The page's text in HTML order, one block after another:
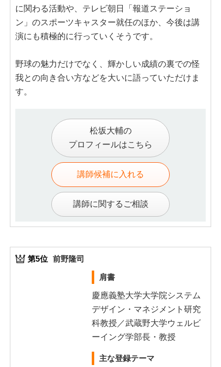
に関わる活動や、テレビ朝日「報道ステーショ
ン」のスポーツキャスター就任のほか、今後は講
演にも積極的に行っていくそうです。
野球の魅力だけでなく、輝かしい成績の裏での怪
我との向き合い方などを大いに語っていただけま
す。
松坂大輔の
プロフィールはこちら
講師候補に入れる
講師に関するご相談
第5位 前野隆司
肩書
慶應義塾大学大学院システム
デザイン・マネジメント研究
科教授／武蔵野大学ウェルビ
ーイング学部長・教授
主な登録テーマ